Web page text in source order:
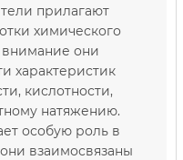
прилагают
химического
они
характеристик
кислотности,
натяжению.
особую роль в
взаимосвязаны